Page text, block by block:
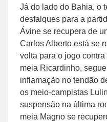
Já do lado do Bahia, o
desfalques para a
Ávine se recupera de
Carlos Alberto está se
volta para o jogo
meia Ricardinho,
inflamação no tendão
os meio-campistas
suspensão na última
meia Magno se